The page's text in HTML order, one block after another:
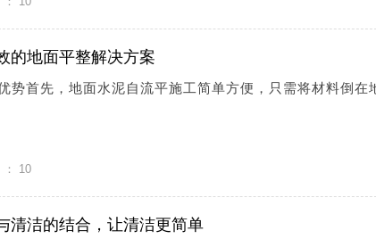
的地面平整解决方案
势首先，地面水泥自流平施工简单方便，只需将材料倒在
10
清洁的结合，让清洁更简单